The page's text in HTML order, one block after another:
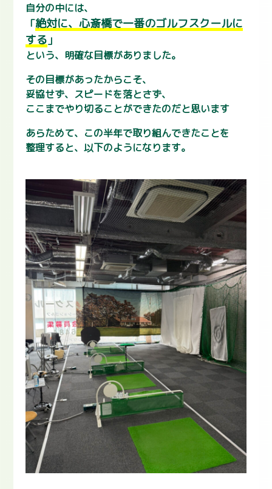
自分の中には、
「絶対に、心斎橋で一番のゴルフスクールに
する 」
という、明確な目標がありました。
その目標があったからこそ、
妥協せず、スピードを落とさず、
ここまでやり切ることができたのだと思います
あらためて、この半年で取り組んできたことを
整理すると、以下のようになります。